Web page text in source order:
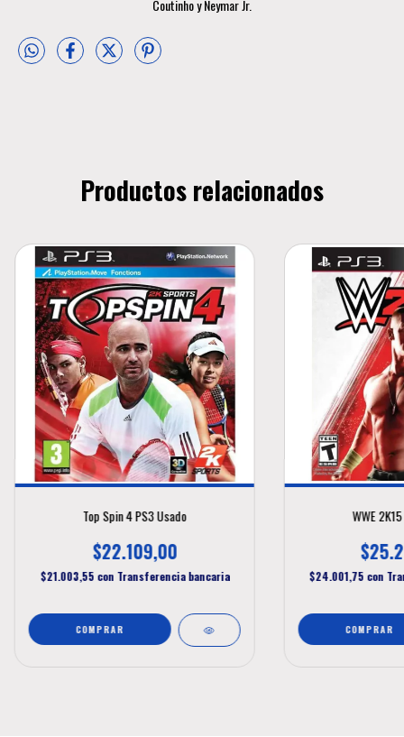
Coutinho y Neymar Jr.
Productos relacionados
Top Spin 4 PS3 Usado
$22.109,00
$21.003,55 con Transferencia bancaria
WWE
$24.001,75 con